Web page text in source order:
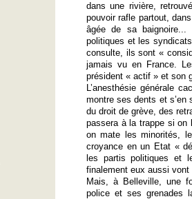
dans une rivière,
pouvoir rafle partout,
âgée de sa baignoire...
politiques et les
consulte, ils sont «
jamais vu en France.
président « actif » et son
L’anesthésie générale
montre ses dents et
du droit de grève, des
passera à la trappe si on
on mate les minorités,
croyance en un Etat «
les partis politiques et
finalement eux aussi
Mais, à Belleville, une
police et ses grenades